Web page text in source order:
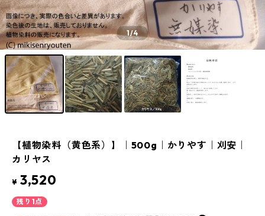
1/4
【植物染料（黄色系）】｜500g｜かりやす｜刈安｜
カリヤス
¥ 3,520
残り1点